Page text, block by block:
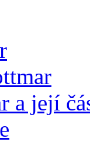
a její